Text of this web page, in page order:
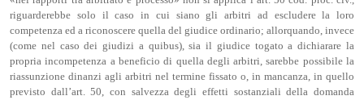
riguarderebbe solo il caso in cui siano gli arbitri ad escludere la loro
competenza ed a riconoscere quella del giudice ordinario; allorquando, invece
(come nel caso dei giudizi a quibus), sia il giudice togato a dichiarare la
propria incompetenza a beneficio di quella degli arbitri, sarebbe possibile la
riassunzione dinanzi agli arbitri nel termine fissato o, in mancanza, in quello
previsto dall’art. 50, con salvezza degli effetti sostanziali della domanda